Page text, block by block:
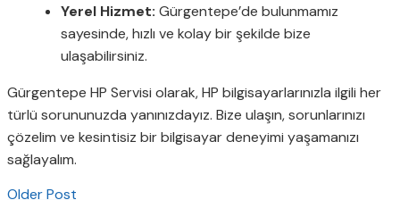
Yerel Hizmet: Gürgentepe’de bulunmamız
sayesinde, hızlı ve kolay bir şekilde bize
ulaşabilirsiniz.
Gürgentepe HP Servisi olarak, HP bilgisayarlarınızla ilgili her
türlü sorununuzda yanınızdayız. Bize ulaşın, sorunlarınızı
çözelim ve kesintisiz bir bilgisayar deneyimi yaşamanızı
sağlayalım.
Older Post